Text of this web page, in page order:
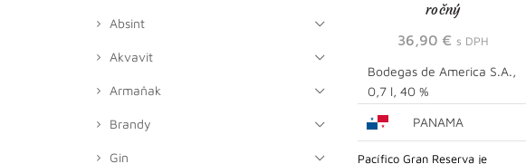
ročný
36,90 € s DPH
Bodegas de America S.A.,
0,7 l, 40 %
PANAMA
Pacífico Gran Reserva je
Absint
Akvavit
Armaňak
Brandy
Gin